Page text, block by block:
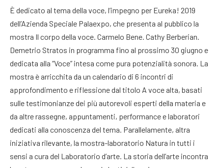
È dedicato al tema della voce, l’impegno per Eureka! 2019
dell’Azienda Speciale Palaexpo, che presenta al pubblico la
mostra Il corpo della voce. Carmelo Bene. Cathy Berberian.
Demetrio Stratos in programma fino al prossimo 30 giugno e
dedicata alla “Voce” intesa come pura potenzialità sonora. La
mostra è arricchita da un calendario di 6 incontri di
approfondimento e riflessione dal titolo A voce alta, basati
sulle testimonianze dei più autorevoli esperti della materia e
da altre rassegne, appuntamenti, performance e laboratori
dedicati alla conoscenza del tema. Parallelamente, altra
iniziativa rilevante, la mostra-laboratorio Natura in tutti i
sensi a cura del Laboratorio d’arte. La storia dell’arte incontra